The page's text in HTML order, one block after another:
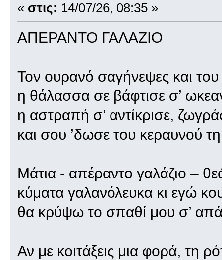
« στις: 14/07/26, 08:35 »
ΑΠΕΡΑΝΤΟ ΓΑΛΑΖΙΟ
Τον ουρανό σαγήνεψες και
η θάλασσα σε βάφτισε σ’
η αστραπή σ’ αντίκρισε,
και σου ’δωσε του κεραυνού
Μάτια - απέραντο γαλάζιο –
κύματα γαλανόλευκα κι εγώ
θα κρύψω το σπαθί μου σ’
Αν με κοιτάξεις μια φορά, τη